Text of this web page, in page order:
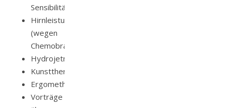
Sensibilitätstraining
Hirnleistungstraining
(wegen
Chemobrain)
Hydrojetmassage
Kunsttherapie
Ergomether
Vorträge